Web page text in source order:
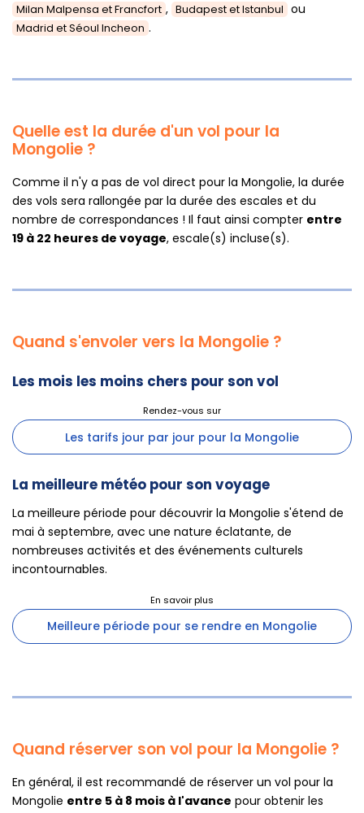
Milan Malpensa et Francfort , Budapest et Istanbul ou
Madrid et Séoul Incheon .
Quelle est la durée d'un vol pour la
Mongolie ?
Comme il n'y a pas de vol direct pour la Mongolie, la durée
des vols sera rallongée par la durée des escales et du
nombre de correspondances ! Il faut ainsi compter entre
19 à 22 heures de voyage, escale(s) incluse(s).
Quand s'envoler vers la Mongolie ?
Les mois les moins chers pour son vol
Les tarifs jour par jour pour la Mongolie
La meilleure météo pour son voyage
La meilleure période pour découvrir la Mongolie s'étend de
mai à septembre, avec une nature éclatante, de
nombreuses activités et des événements culturels
incontournables.
Meilleure période pour se rendre en Mongolie
Quand réserver son vol pour la Mongolie ?
En général, il est recommandé de réserver un vol pour la
Mongolie entre 5 à 8 mois à l'avance pour obtenir les